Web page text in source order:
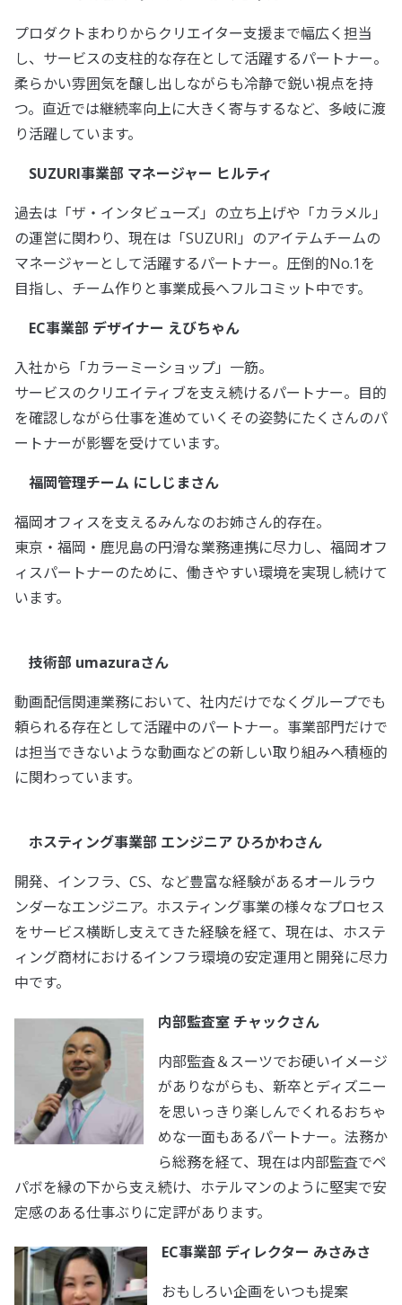
プロダクトまわりからクリエイター支援まで幅広く担当
し、サービスの支柱的な存在として活躍するパートナー。
柔らかい雰囲気を醸し出しながらも冷静で鋭い視点を持
つ。直近では継続率向上に大きく寄与するなど、多岐に渡
り活躍しています。
SUZURI事業部 マネージャー ヒルティ
過去は「ザ・インタビューズ」の立ち上げや「カラメル」
の運営に関わり、現在は「SUZURI」のアイテムチームの
マネージャーとして活躍するパートナー。圧倒的No.1を
目指し、チーム作りと事業成長へフルコミット中です。
EC事業部 デザイナー えびちゃん
入社から「カラーミーショップ」一筋。
サービスのクリエイティブを支え続けるパートナー。目的
を確認しながら仕事を進めていくその姿勢にたくさんのパ
ートナーが影響を受けています。
福岡管理チーム にしじまさん
福岡オフィスを支えるみんなのお姉さん的存在。
東京・福岡・鹿児島の円滑な業務連携に尽力し、福岡オフ
ィスパートナーのために、働きやすい環境を実現し続けて
います。
技術部 umazuraさん
動画配信関連業務において、社内だけでなくグループでも
頼られる存在として活躍中のパートナー。事業部門だけで
は担当できないような動画などの新しい取り組みへ積極的
に関わっています。
ホスティング事業部 エンジニア ひろかわさん
開発、インフラ、CS、など豊富な経験があるオールラウ
ンダーなエンジニア。ホスティング事業の様々なプロセス
をサービス横断し支えてきた経験を経て、現在は、ホステ
ィング商材におけるインフラ環境の安定運用と開発に尽力
中です。
内部監査室 チャックさん
内部監査＆スーツでお硬いイメージ
がありながらも、新卒とディズニー
を思いっきり楽しんでくれるおちゃ
めな一面もあるパートナー。法務か
ら総務を経て、現在は内部監査でペ
パボを縁の下から支え続け、ホテルマンのように堅実で安
定感のある仕事ぶりに定評があります。
EC事業部 ディレクター みさみさ
おもしろい企画をいつも提案